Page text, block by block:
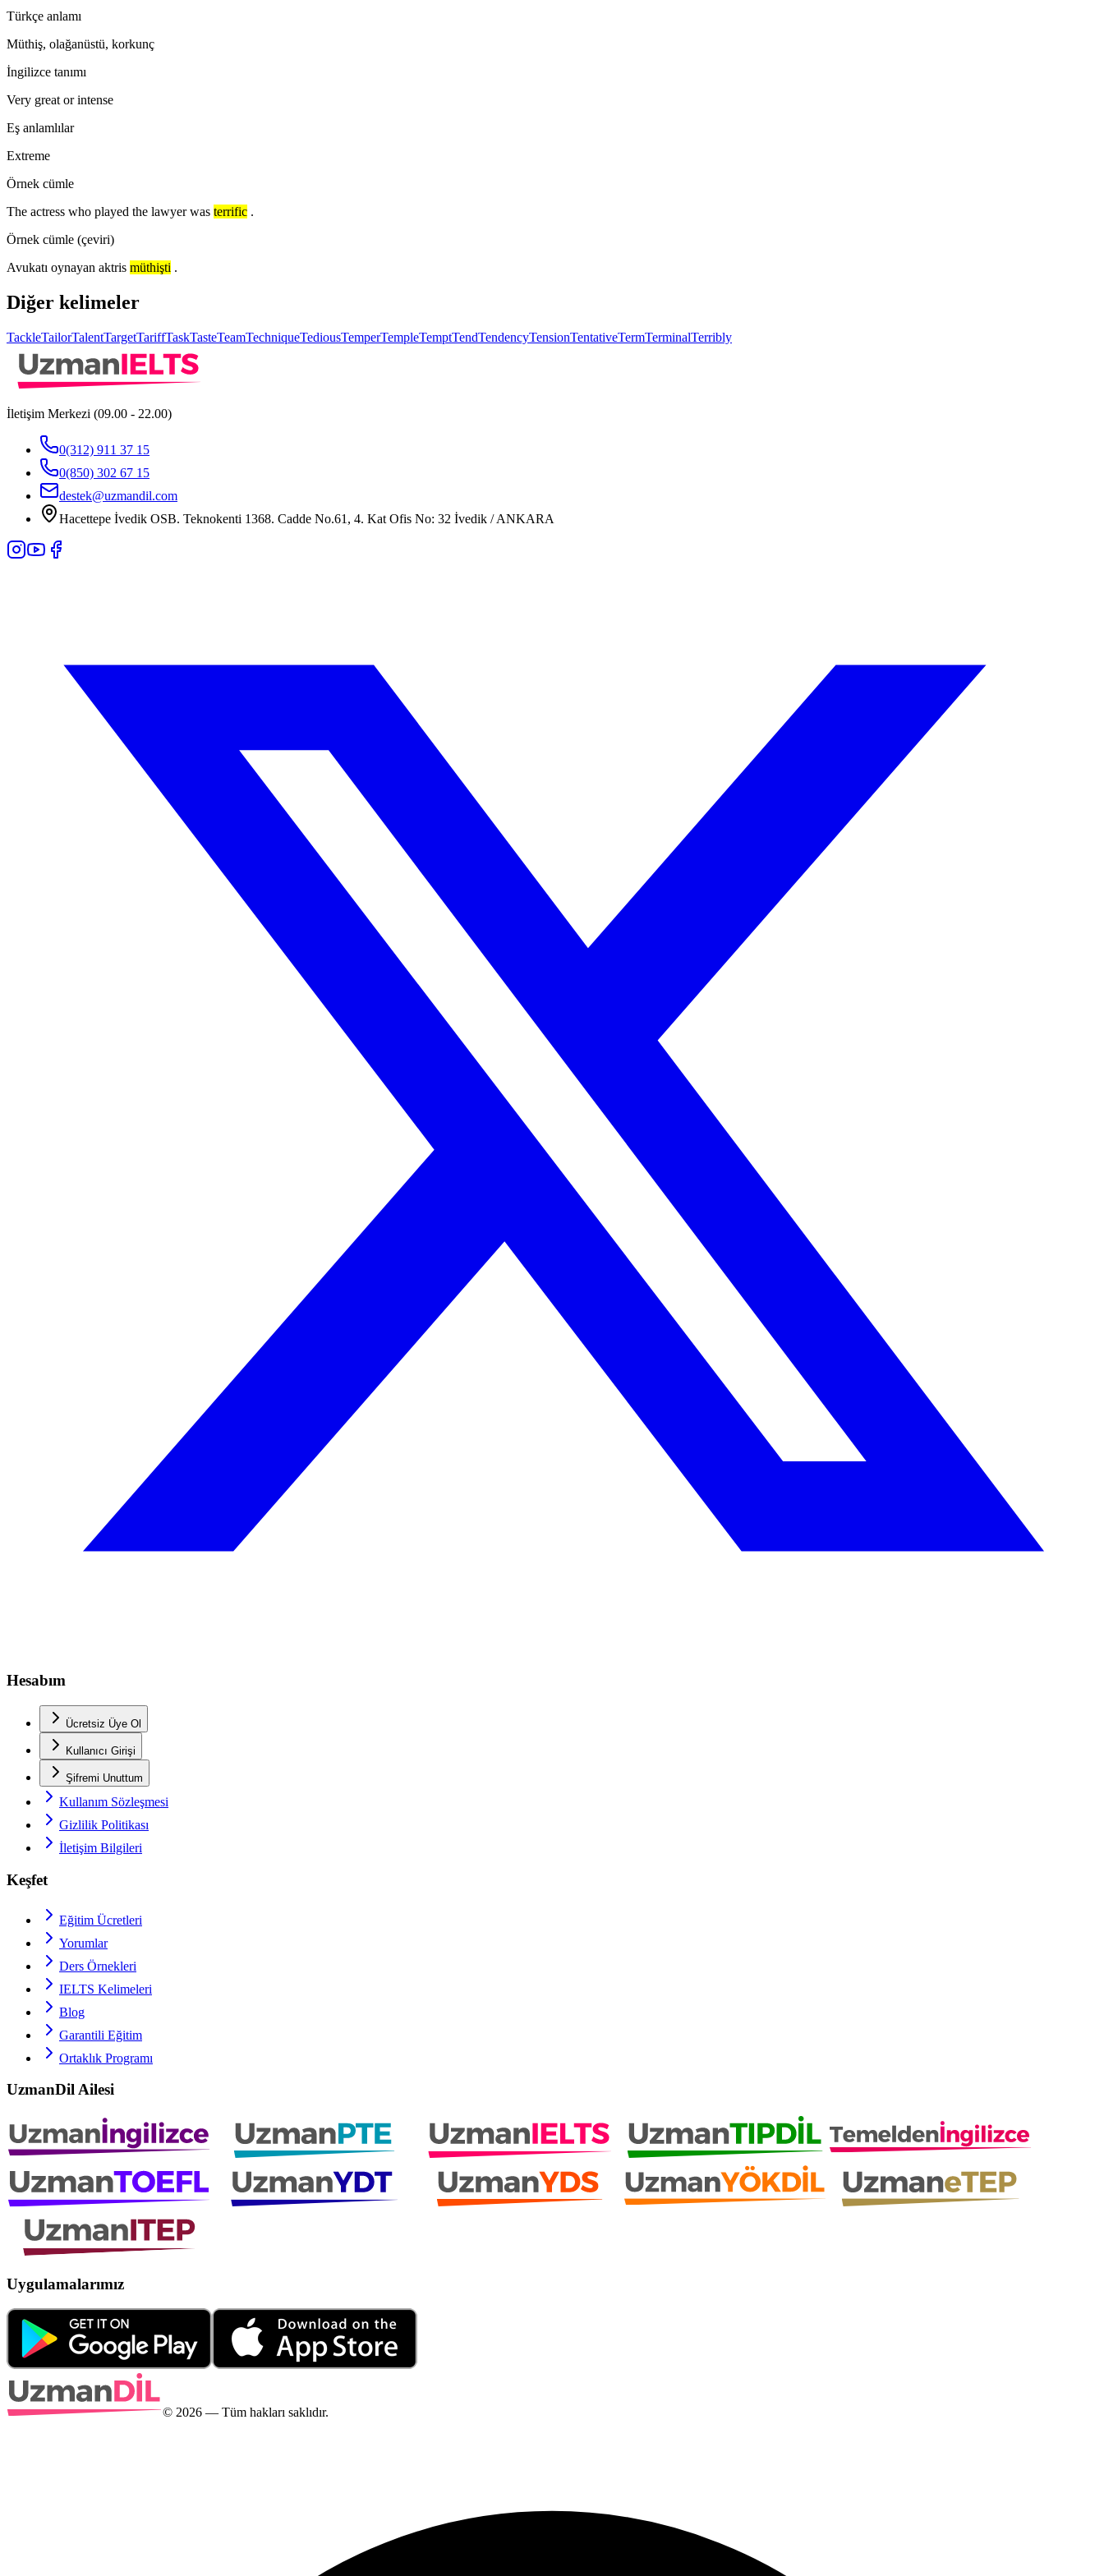
Türkçe anlamı
Müthiş, olağanüstü, korkunç
İngilizce tanımı
Very great or intense
Eş anlamlılar
Extreme
Örnek cümle
The actress who played the lawyer was terrific .
Örnek cümle (çeviri)
Avukatı oynayan aktris müthişti .
Diğer kelimeler
TackleTailorTalentTargetTariffTaskTasteTeamTechniqueTediousTemperTempleTemptTendTendencyTensionTentativeTermTerminalTerribly
İletişim Merkezi (09.00 - 22.00)
0(312) 911 37 15
0(850) 302 67 15
destek@uzmandil.com
Hacettepe İvedik OSB. Teknokenti 1368. Cadde No.61, 4. Kat Ofis No: 32 İvedik / ANKARA
Hesabım
Ücretsiz Üye Ol
Kullanıcı Girişi
Şifremi Unuttum
Kullanım Sözleşmesi
Gizlilik Politikası
İletişim Bilgileri
Keşfet
Eğitim Ücretleri
Yorumlar
Ders Örnekleri
IELTS Kelimeleri
Blog
Garantili Eğitim
Ortaklık Programı
UzmanDil Ailesi
Uygulamalarımız
© 2026 — Tüm hakları saklıdır.